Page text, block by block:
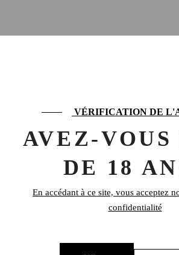
VÉRIFICATION DE
AVEZ-VOUS
DE 18
En accédant à ce site, vous acceptez
confidentialité